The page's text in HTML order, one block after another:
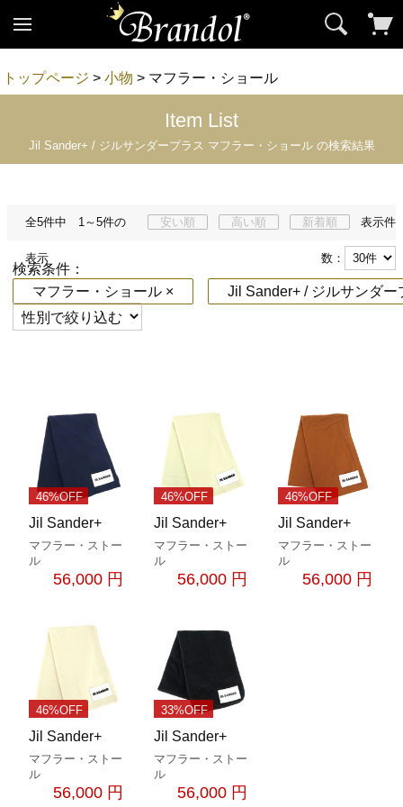
トップページ >小物 > マフラー・ショール
Item List
Jil Sander+ / ジルサンダープラス マフラー・ショール の検索結果
全5件中 1～5件の
表示
安い順 高い順 新着順 表示件
数：
検索条件：
マフラー・ショール ×
Jil Sander+ / ジルサンダ
46%OFF
Jil Sander+
マフラー・ストー
ル
56,000 円
46%OFF
Jil Sander+
マフラー・ストー
ル
56,000 円
46%OFF
Jil Sander+
マフラー・ストー
ル
56,000 円
46%OFF
Jil Sander+
マフラー・ストー
ル
56,000 円
33%OFF
Jil Sander+
マフラー・ストー
ル
56,000 円